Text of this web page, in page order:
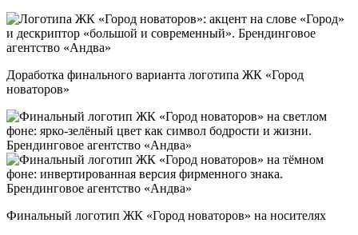
Доработка финального варианта логотипа ЖК «Город
новаторов»
Финальный логотип ЖК «Город новаторов» на носителях